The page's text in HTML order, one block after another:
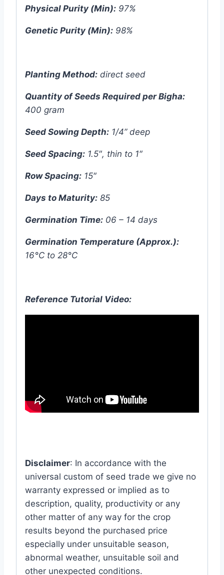
Physical Purity (Min): 97%
Genetic Purity (Min): 98%
Planting Method: direct seed
Quantity of Seeds Required per Bigha:
400 gram
Seed Sowing Depth: 1/4” deep
Seed Spacing: 1.5″, thin to 1″
Row Spacing: 15″
Days to Maturity: 85
Germination Time: 06 – 14 days
Germination Temperature (Approx.):
16°C to 28°C
Reference Tutorial Video:
Disclaimer: In accordance with the
universal custom of seed trade we give no
warranty expressed or implied as to
description, quality, productivity or any
other matter of any way for the crop
results beyond the purchased price
especially under unsuitable season,
abnormal weather, unsuitable soil and
other unexpected conditions.